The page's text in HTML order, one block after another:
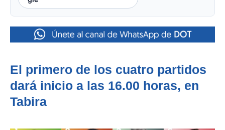
El primero de los cuatro partidos
dará inicio a las 16.00 horas, en
Tabira